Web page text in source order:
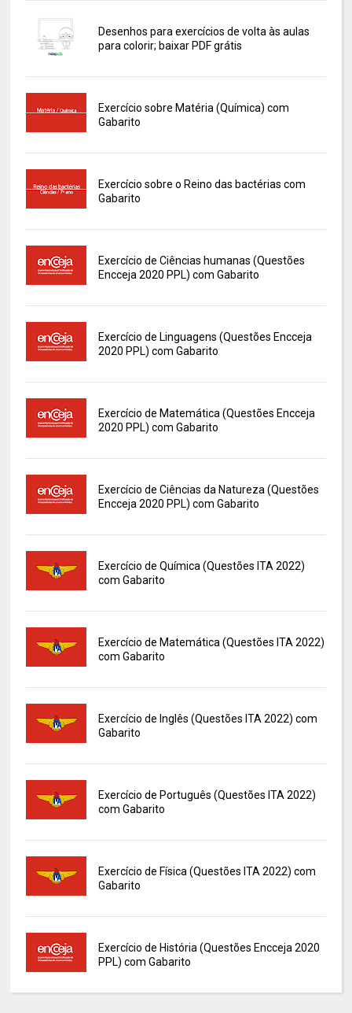
Desenhos para exercícios de volta às aulas
para colorir; baixar PDF grátis
Exercício sobre Matéria (Química) com
Gabarito
Exercício sobre o Reino das bactérias com
Gabarito
Exercício de Ciências humanas (Questões
Encceja 2020 PPL) com Gabarito
Exercício de Linguagens (Questões Encceja
2020 PPL) com Gabarito
Exercício de Matemática (Questões Encceja
2020 PPL) com Gabarito
Exercício de Ciências da Natureza (Questões
Encceja 2020 PPL) com Gabarito
Exercício de Química (Questões ITA 2022)
com Gabarito
Exercício de Matemática (Questões ITA 2022)
com Gabarito
Exercício de Inglês (Questões ITA 2022) com
Gabarito
Exercício de Português (Questões ITA 2022)
com Gabarito
Exercício de Física (Questões ITA 2022) com
Gabarito
Exercício de História (Questões Encceja 2020
PPL) com Gabarito